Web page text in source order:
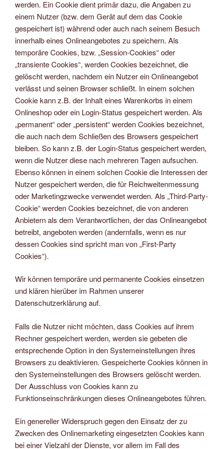
werden. Ein Cookie dient primär dazu, die Angaben zu
einem Nutzer (bzw. dem Gerät auf dem das Cookie
gespeichert ist) während oder auch nach seinem Besuch
innerhalb eines Onlineangebotes zu speichern. Als
temporäre Cookies, bzw. „Session-Cookies“ oder
„transiente Cookies“, werden Cookies bezeichnet, die
gelöscht werden, nachdem ein Nutzer ein Onlineangebot
verlässt und seinen Browser schließt. In einem solchen
Cookie kann z.B. der Inhalt eines Warenkorbs in einem
Onlineshop oder ein Login-Status gespeichert werden. Als
„permanent“ oder „persistent“ werden Cookies bezeichnet,
die auch nach dem Schließen des Browsers gespeichert
bleiben. So kann z.B. der Login-Status gespeichert werden,
wenn die Nutzer diese nach mehreren Tagen aufsuchen.
Ebenso können in einem solchen Cookie die Interessen der
Nutzer gespeichert werden, die für Reichweitenmessung
oder Marketingzwecke verwendet werden. Als „Third-Party-
Cookie“ werden Cookies bezeichnet, die von anderen
Anbietern als dem Verantwortlichen, der das Onlineangebot
betreibt, angeboten werden (andernfalls, wenn es nur
dessen Cookies sind spricht man von „First-Party
Cookies“).
Wir können temporäre und permanente Cookies einsetzen
und klären hierüber im Rahmen unserer
Datenschutzerklärung auf.
Falls die Nutzer nicht möchten, dass Cookies auf ihrem
Rechner gespeichert werden, werden sie gebeten die
entsprechende Option in den Systemeinstellungen ihres
Browsers zu deaktivieren. Gespeicherte Cookies können in
den Systemeinstellungen des Browsers gelöscht werden.
Der Ausschluss von Cookies kann zu
Funktionseinschränkungen dieses Onlineangebotes führen.
Ein genereller Widerspruch gegen den Einsatz der zu
Zwecken des Onlinemarketing eingesetzten Cookies kann
bei einer Vielzahl der Dienste, vor allem im Fall des